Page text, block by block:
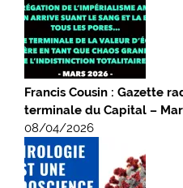
Francis Cousin : Gazette
terminale du Capital –
08/04/2026